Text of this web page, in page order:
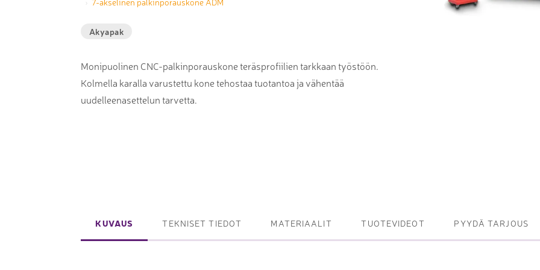
Tarkkuuslaserit
taivutus
Okulaarittomat mikroskoopit
Videomittalaitteet
Akyapak
Monipuolinen CNC-palkinporauskone teräsprofiilien tarkkaan työstöön.
Kolmella karalla varustettu kone tehostaa tuotantoa ja vähentää
uudelleenasettelun tarvetta.
KUVAUS TEKNISET TIEDOT MATERIAALIT TUOTEVIDEOT PYYDÄ TARJOUS